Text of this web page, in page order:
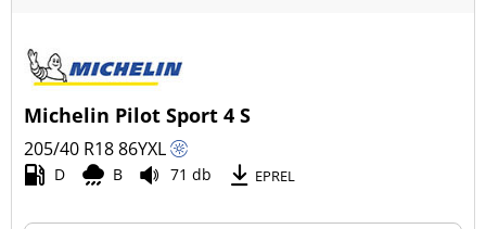
Michelin Pilot Sport 4 S
205/40 R1886YXL
D B 71 db EPREL